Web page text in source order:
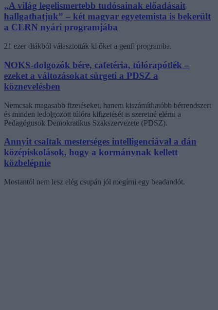
„A világ legelismertebb tudósainak előadásait
hallgathatjuk” – két magyar egyetemista is bekerült
a CERN nyári programjába
21 ezer diákból választották ki őket a genfi programba.
NOKS-dolgozók bére, cafetéria, túlórapótlék –
ezeket a változásokat sürgeti a PDSZ a
köznevelésben
Nemcsak magasabb fizetéseket, hanem kiszámíthatóbb bérrendszert
és minden ledolgozott túlóra kifizetését is szeretné elérni a
Pedagógusok Demokratikus Szakszervezete (PDSZ).
Annyit csaltak mesterséges intelligenciával a dán
középiskolások, hogy a kormánynak kellett
közbelépnie
Mostantól nem lesz elég csupán jól megírni egy beadandót.